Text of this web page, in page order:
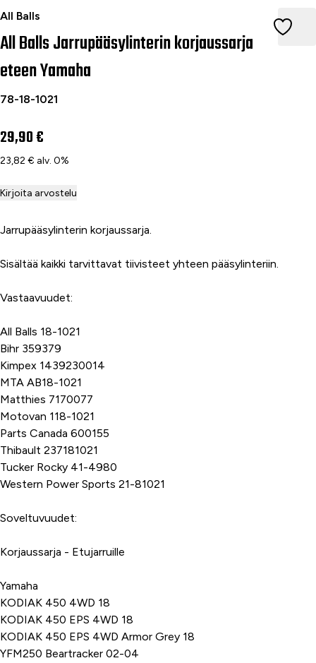
All Balls
All Balls Jarrupääsylinterin korjaussarja eteen Yamaha
All Balls Jarrupääsylinterin korjaussarja
eteen Yamaha
78-18-1021
29,90 €
23,82 € alv. 0%
Kirjoita arvostelu
Jarrupääsylinterin korjaussarja.
Sisältää kaikki tarvittavat tiivisteet yhteen pääsylinteriin.
Vastaavuudet:
All Balls 18-1021
Bihr 359379
Kimpex 1439230014
MTA AB18-1021
Matthies 7170077
Motovan 118-1021
Parts Canada 600155
Thibault 237181021
Tucker Rocky 41-4980
Western Power Sports 21-81021
Soveltuvuudet:
Korjaussarja - Etujarruille
Yamaha
KODIAK 450 4WD 18
KODIAK 450 EPS 4WD 18
KODIAK 450 EPS 4WD Armor Grey 18
YFM250 Beartracker 02-04